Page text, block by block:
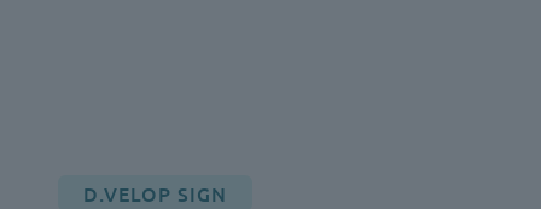
D.VELOP SIGN